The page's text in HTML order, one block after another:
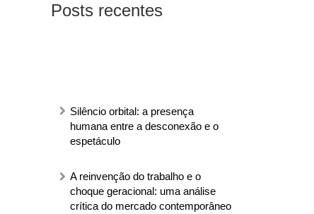
Posts recentes
Silêncio orbital: a presença
humana entre a desconexão e o
espetáculo
A reinvenção do trabalho e o
choque geracional: uma análise
crítica do mercado contemporâneo